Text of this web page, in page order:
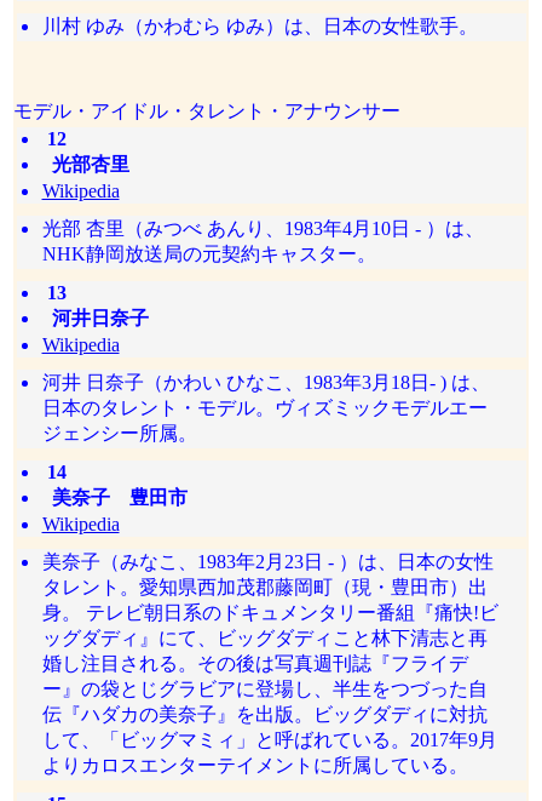
川村 ゆみ（かわむら ゆみ）は、日本の女性歌手。
モデル・アイドル・タレント・アナウンサー
12
光部杏里
Wikipedia
光部 杏里（みつべ あんり、1983年4月10日 - ）は、
NHK静岡放送局の元契約キャスター。
13
河井日奈子
Wikipedia
河井 日奈子（かわい ひなこ、1983年3月18日- ) は、
日本のタレント・モデル。ヴィズミックモデルエー
ジェンシー所属。
14
美奈子 豊田市
Wikipedia
美奈子（みなこ、1983年2月23日 - ）は、日本の女性
タレント。愛知県西加茂郡藤岡町（現・豊田市）出
身。 テレビ朝日系のドキュメンタリー番組『痛快!ビ
ッグダディ』にて、ビッグダディこと林下清志と再
婚し注目される。その後は写真週刊誌『フライデ
ー』の袋とじグラビアに登場し、半生をつづった自
伝『ハダカの美奈子』を出版。ビッグダディに対抗
して、「ビッグマミィ」と呼ばれている。2017年9月
よりカロスエンターテイメントに所属している。